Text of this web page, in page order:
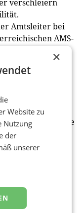
verschleiern
Amtsleiter bei
AMS-
den politischen
darüber, dass
auf einer
einen von
einer Eltern-
und
Die Behörde
geprägt zu sein,
man müsse
kommen. In
gepflegt,
In einer
der
vom
×
Website zu
Nutzung
der
unserer